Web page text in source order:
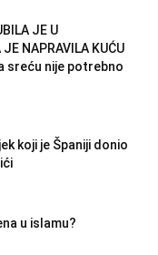
JE U
NAPRAVILA KUĆU
sreću nije potrebno
koji je Španiji donio
u islamu?